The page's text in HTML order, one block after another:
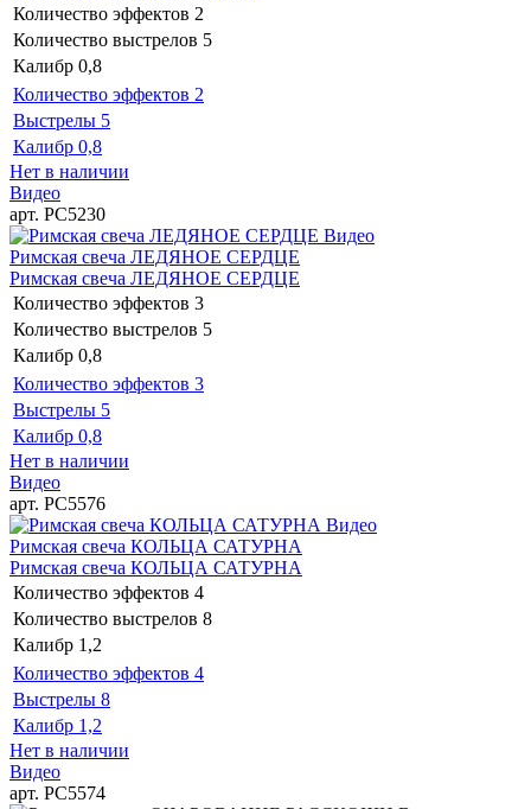
Количество эффектов 2
Количество выстрелов 5
Калибр 0,8
Количество эффектов 2
Выстрелы 5
Калибр 0,8
Нет в наличии
Видео
арт. РС5230
Видео
Римская свеча ЛЕДЯНОЕ СЕРДЦЕ
Римская свеча ЛЕДЯНОЕ СЕРДЦЕ
Количество эффектов 3
Количество выстрелов 5
Калибр 0,8
Количество эффектов 3
Выстрелы 5
Калибр 0,8
Нет в наличии
Видео
арт. РС5576
Видео
Римская свеча КОЛЬЦА САТУРНА
Римская свеча КОЛЬЦА САТУРНА
Количество эффектов 4
Количество выстрелов 8
Калибр 1,2
Количество эффектов 4
Выстрелы 8
Калибр 1,2
Нет в наличии
Видео
арт. РС5574